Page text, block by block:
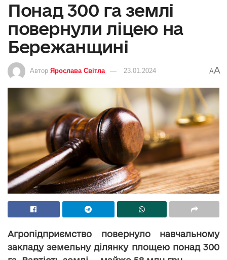
Понад 300 га землі
повернули ліцею на
Бережанщині
Автор Ярослава Світла 23.01.2024 AA
Агропідприємство повернуло навчальному
закладу земельну ділянку площею понад 300